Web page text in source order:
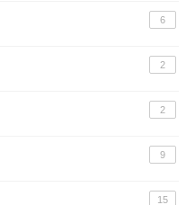
6
2
2
9
15